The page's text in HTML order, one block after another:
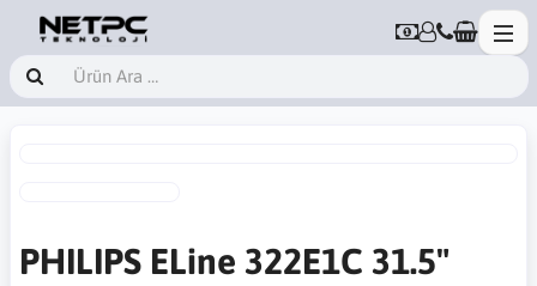
PHILIPS ELine 322E1C 31.5"